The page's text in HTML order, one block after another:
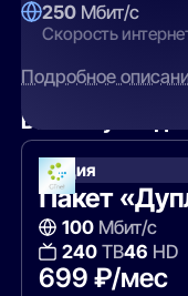
250 Мбит/с
Скорость
Подробное
Вам могут
Акция
Пакет
100Мбит/с
240ТВ46 HD
699 ₽/мес